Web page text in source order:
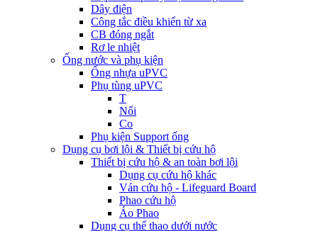
Dây điện
Công tắc điều khiển từ xa
CB đóng ngắt
Rơ le nhiệt
Ống nước và phụ kiện
Ống nhựa uPVC
Phụ tùng uPVC
T
Nối
Co
Phụ kiện Support ống
Dụng cụ bơi lội & Thiết bị cứu hộ
Thiết bị cứu hộ & an toàn bơi lội
Dụng cụ cứu hộ khác
Ván cứu hộ - Lifeguard Board
Phao cứu hộ
Áo Phao
Dụng cụ thể thao dưới nước